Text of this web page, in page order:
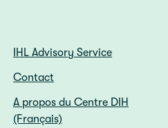
IHL Advisory Service
Contact
A propos du Centre DIH
(Français)